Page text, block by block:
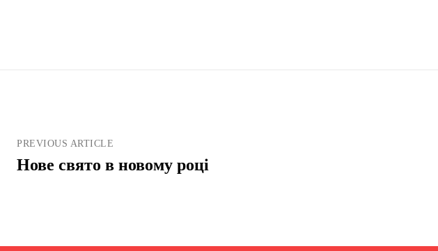
PREVIOUS ARTICLE
Нове свято в новому році